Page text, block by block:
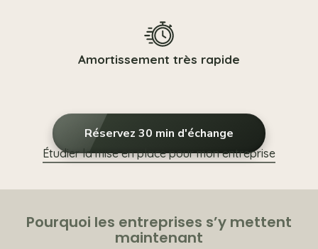
Amortissement très rapide
Réservez 30 min d'échange
Étudier la mise en place pour mon entreprise
Pourquoi les entreprises s’y mettent
maintenant